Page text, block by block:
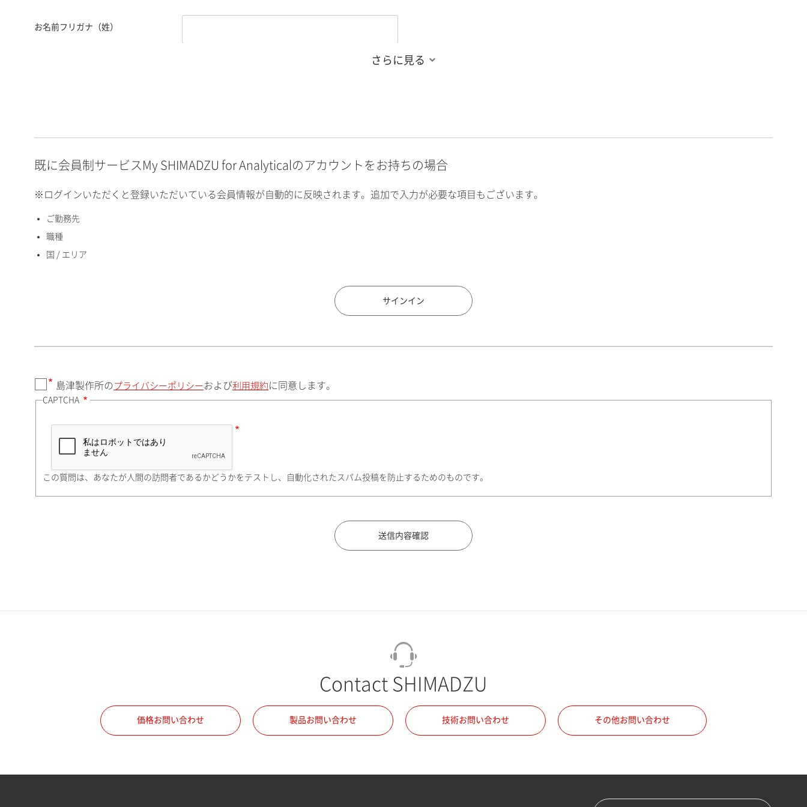
お名前フリガナ（姓）
英数）
国 / エリア
住所検索
町名・番地（勤務先）
所属部署
さらに見る
既に会員制サービスMy SHIMADZU for Analyticalのアカウントをお持ちの場合
※ログインいただくと登録いただいている会員情報が自動的に反映されます。追加で入力が必要な項目もございます。
ご勤務先
職種
国 / エリア
サインイン
島津製作所の プライバシーポリシー および利用規約 に同意します。
CAPTCHA
この質問は、あなたが人間の訪問者であるかどうかをテストし、自動化されたスパム投稿を防止するためのものです。
Contact SHIMADZU
価格お問い合わせ 製品お問い合わせ 技術お問い合わせ その他お問い合わせ